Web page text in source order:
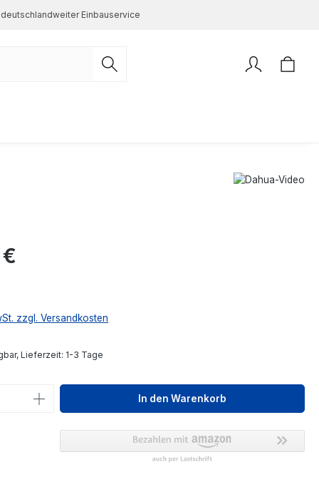
deutschlandweiter Einbauservice
zzgl. Versandkosten
Lieferzeit: 1-3 Tage
Anzahl: Gib den gewünschten Wert
In den Warenkorb